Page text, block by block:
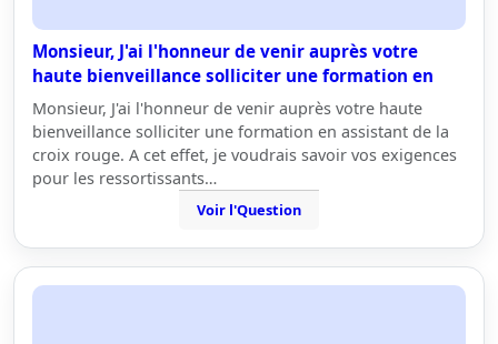
Monsieur, J'ai l'honneur de venir auprès votre
haute bienveillance solliciter une formation en
Monsieur, J'ai l'honneur de venir auprès votre haute
bienveillance solliciter une formation en assistant de la
croix rouge. A cet effet, je voudrais savoir vos exigences
pour les ressortissants…
Voir l'Question